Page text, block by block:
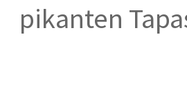
pikanten